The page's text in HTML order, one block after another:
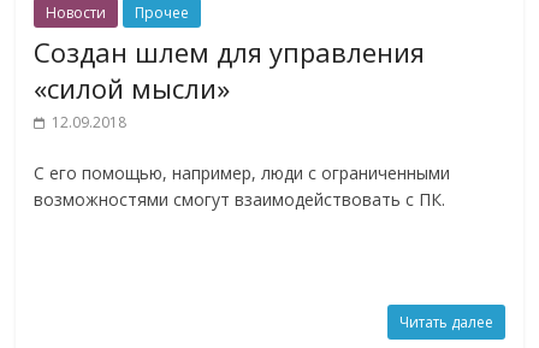
Новости Прочее
Создан шлем для управления
«силой мысли»
12.09.2018
С его помощью, например, люди с ограниченными
возможностями смогут взаимодействовать с ПК.
Читать далее